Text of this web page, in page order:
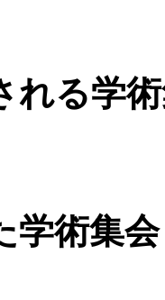
れる学
学術集